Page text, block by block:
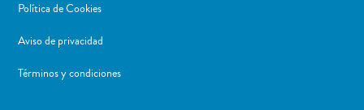
Política de Cookies
Aviso de privacidad
Términos y condiciones